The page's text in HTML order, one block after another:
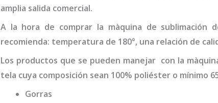
amplia salida comercial.
A la hora de comprar la màquina de sublimación
recomienda: temperatura de 180°, una relación de
Los productos que se pueden manejar con la
tela cuya composición sean 100% poliéster o mínimo
Gorras